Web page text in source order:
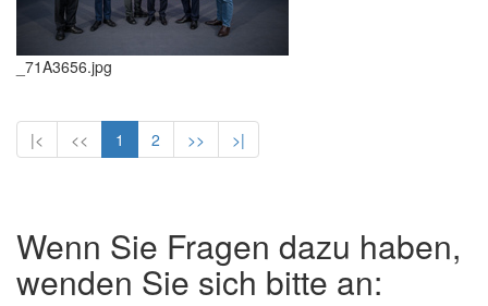
_71A3656.jpg
|< << 1 2 >> >|
Wenn Sie Fragen dazu haben,
wenden Sie sich bitte an: